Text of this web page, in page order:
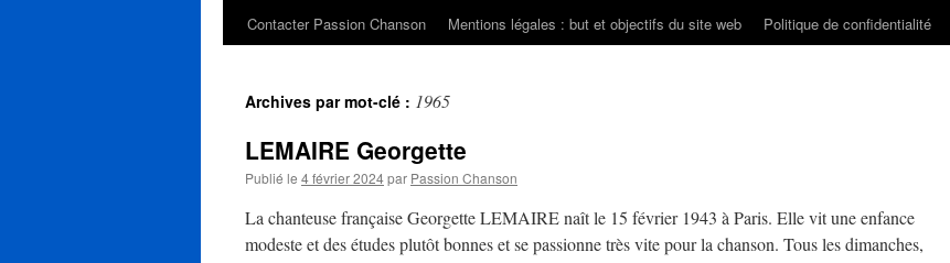
Contacter Passion Chanson
Mentions légales : but et objectifs du site web Politique de confidentialité
Archives par mot-clé : 1965
LEMAIRE Georgette
Publié le 4 février 2024par Passion Chanson
La chanteuse française Georgette LEMAIRE naît le 15 février 1943 à Paris. Elle vit une enfance
modeste et des études plutôt bonnes et se passionne très vite pour la chanson. Tous les dimanches,